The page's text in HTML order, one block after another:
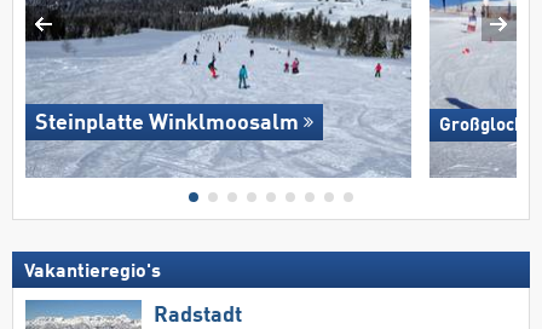
Steinplatte Winklmoosalm
Vakantieregio's
Radstadt